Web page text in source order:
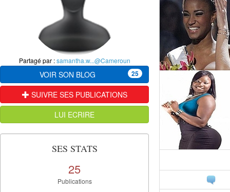
Partagé par :samantha.w...@Cameroun
VOIR SON BLOG 25
SUIVRE SES PUBLICATIONS
LUI ECRIRE
SES STATS
25
Publications